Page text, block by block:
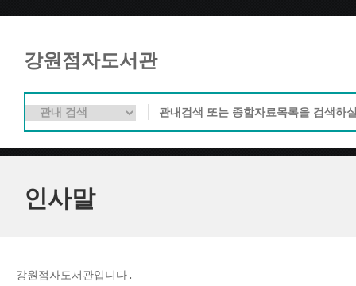
강원점자도서관
인사말
강원점자도서관입니다.